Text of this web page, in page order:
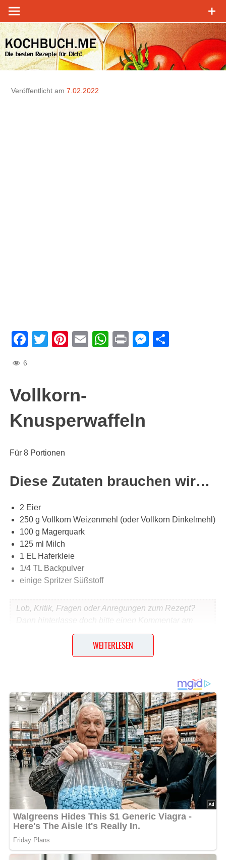
Zum
Inhalt
springen
Veröffentlicht am 7.02.2022
Facebook
TwitterPinterest
EmailWhatsApp
Print
6
Vollkorn-
Knusperwaffeln
Für 8 Portionen
Diese Zutaten brauchen wir…
2 Eier
250 g Vollkorn Weizenmehl (oder Vollkorn Dinkelmehl)
100 g Magerquark
125 ml Milch
1 EL Haferkleie
1/4 TL Backpulver
einige Spritzer Süßstoff
Lob, Kritik, Fragen oder Anregungen zum Rezept?
Dann hinterlasse doch bitte einen Kommentar am
Ende dieser Seite & auch eine Bewertung!
Alle Zutaten zu einem Teig mischen und 10 min quellen
lassen. Im Waffeleisen mindestens 3 min bräunen.
WEITERLESEN